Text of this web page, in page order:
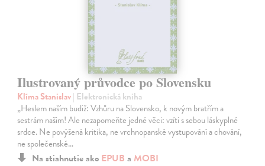
Ilustrovaný průvodce po Slovensku
Klíma Stanislav| Elektronická kniha
„Heslem naším budiž: Vzhůru na Slovensko, k novým bratřím a
sestrám našim! Ale nezapomeňte jedné věci: vzíti s sebou láskyplné
srdce. Ne povýšená kritika, ne vrchnopanské vystupování a chování,
ne společenské…
Na stiahnutie ako EPUB a MOBI